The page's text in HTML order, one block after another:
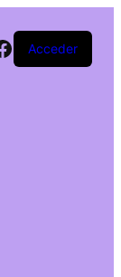
Acceder